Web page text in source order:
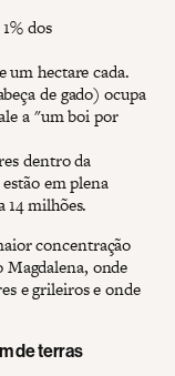
dos
um hectare cada.
de gado) ocupa
a "um boi por
dentro da
em plena
14 milhões.
concentração
Magdalena, onde
e grileiros e onde
de terras